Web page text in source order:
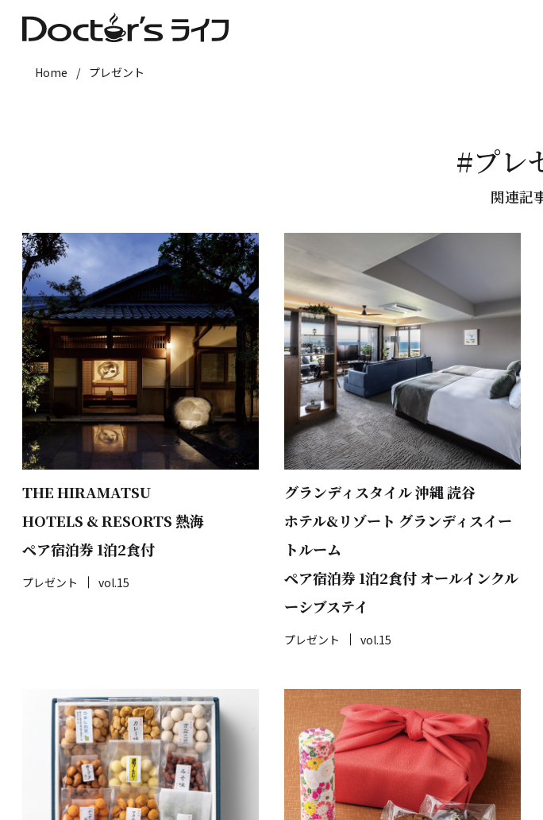
Home / プレゼント
#プレ
関連記
THE HIRAMATSU
HOTELS & RESORTS 熱海
ペア宿泊券 1泊2食付
プレゼント vol.15
グランディスタイル 沖縄 読谷
ホテル&リゾート グランディスイー
トルーム
ペア宿泊券 1泊2食付 オールインクル
ーシブステイ
プレゼント vol.15